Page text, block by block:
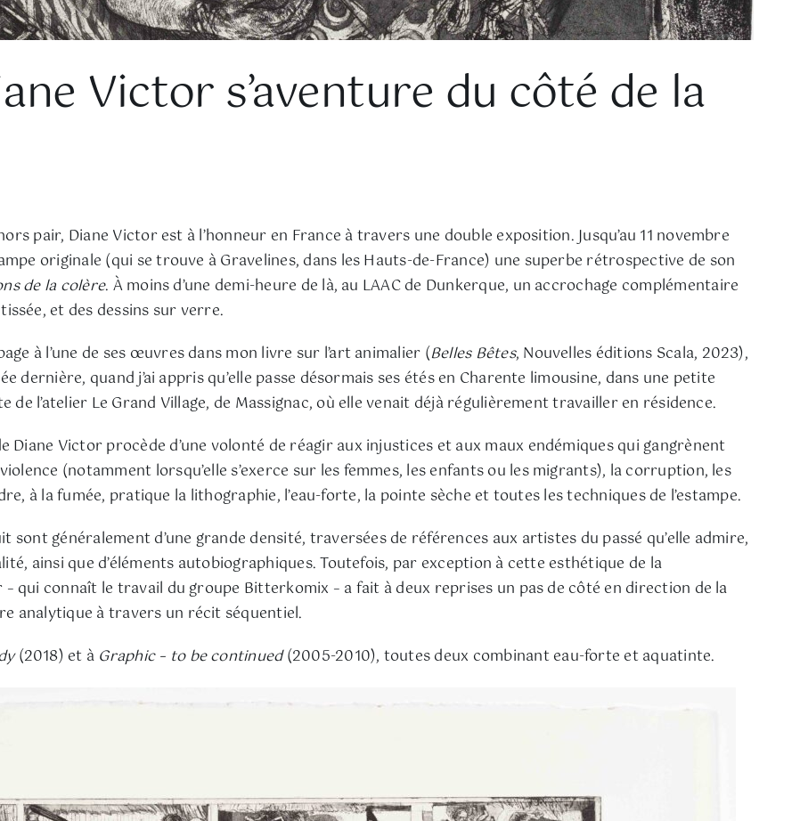
Victor s’aventure du côté de la
pair, Diane Victor est à l’honneur en France à travers une double exposition. Jusqu’au 11 novembre
originale (qui se trouve à Gravelines, dans les Hauts-de-France) une superbe rétrospective de son
de la colère. À moins d’une demi-heure de là, au LAAC de Dunkerque, un accrochage complémentaire
et des dessins sur verre.
à l’une de ses œuvres dans mon livre sur l’art animalier (Belles Bêtes, Nouvelles éditions Scala, 2023),
dernière, quand j’ai appris qu’elle passe désormais ses étés en Charente limousine, dans une petite
de l’atelier Le Grand Village, de Massignac, où elle venait déjà régulièrement travailler en résidence.
Victor procède d’une volonté de réagir aux injustices et aux maux endémiques qui gangrènent
(notamment lorsqu’elle s’exerce sur les femmes, les enfants ou les migrants), la corruption, les
à la fumée, pratique la lithographie, l’eau-forte, la pointe sèche et toutes les techniques de l’estampe.
sont généralement d’une grande densité, traversées de références aux artistes du passé qu’elle admire,
ainsi que d’éléments autobiographiques. Toutefois, par exception à cette esthétique de la
qui connaît le travail du groupe Bitterkomix – a fait à deux reprises un pas de côté en direction de la
analytique à travers un récit séquentiel.
(2018) et à Graphic – to be continued(2005-2010), toutes deux combinant eau-forte et aquatinte.